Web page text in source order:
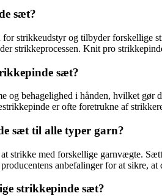
sæt?
strikkeudstyr og tilbyder forskellige
strikkeprocessen. Knit pro
sæt?
og behagelighed i hånden, hvilket gør
er ofte foretrukne af
sæt til alle typer garn?
strikke med forskellige garnvægte.
anbefalinger for at sikre,
strikkepinde sæt?